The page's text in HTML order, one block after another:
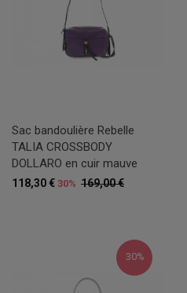
Sac bandoulière Rebelle
TALIA CROSSBODY
DOLLARO en cuir mauve
169,00 €
118,30 € 30%
30%